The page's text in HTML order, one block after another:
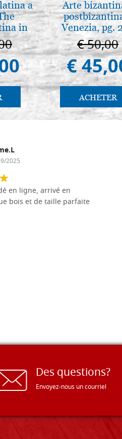
a
in
Arte
Venezia, pg.
€ 50,00
€
ACHETER
2025
en ligne, arrivé en
bois et de taille parfaite
Des questions?
Envoyez-nous un courriel